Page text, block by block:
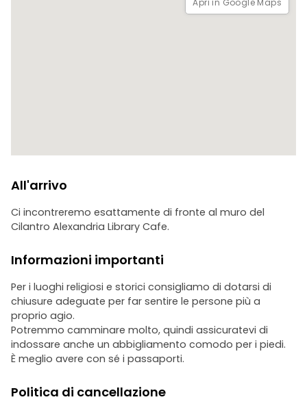
Apri in Google Maps
All'arrivo
Ci incontreremo esattamente di fronte al muro del
Cilantro Alexandria Library Cafe.
Informazioni importanti
Per i luoghi religiosi e storici consigliamo di dotarsi di
chiusure adeguate per far sentire le persone più a
proprio agio.
Potremmo camminare molto, quindi assicuratevi di
indossare anche un abbigliamento comodo per i piedi.
È meglio avere con sé i passaporti.
Politica di cancellazione